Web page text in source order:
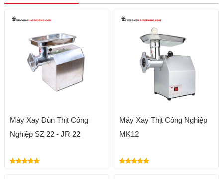
Máy Xay Đùn Thịt Công
Nghiệp SZ 22 - JR 22
Máy Xay Thịt Công Nghiệp
MK12